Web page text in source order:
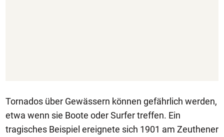
Tornados über Gewässern können gefährlich werden,
etwa wenn sie Boote oder Surfer treffen. Ein
tragisches Beispiel ereignete sich 1901 am Zeuthener